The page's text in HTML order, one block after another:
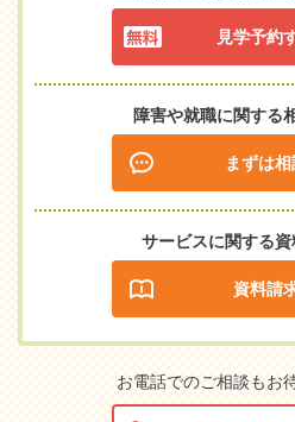
見学予約
障害や就職に関する
まずは
サービスに関する
資料請
お電話でのご相談もお